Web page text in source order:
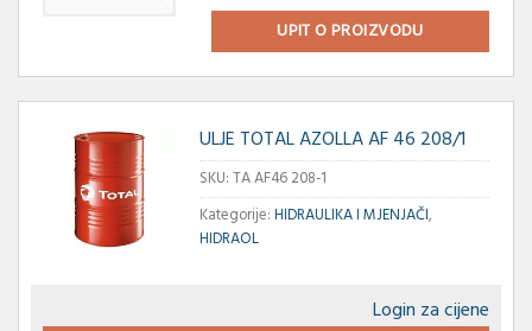
UPIT O PROIZVODU
ULJE TOTAL AZOLLA AF 46 208/1
SKU:TA AF46 208-1
Kategorije:HIDRAULIKA I MJENJAČI,
HIDRAOL
Login za cijene